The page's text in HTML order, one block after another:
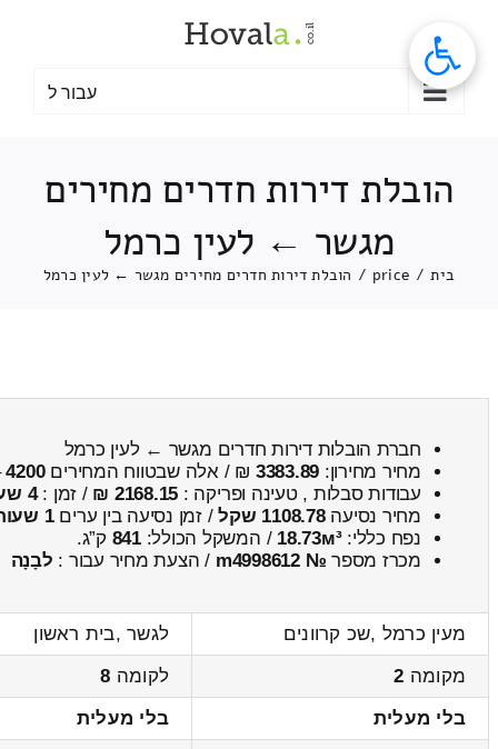
עבור ל
הובלת דירות חדרים מחירים
מגשר ← לעין כרמל
בית /
price
/ הובלת דירות חדרים מחירים מגשר ← לעין כרמל
חברת הובלות דירות חדרים מגשר ← לעין כרמל
מחיר מחירון: 3383.89 ₪ / אלה שבטווח המחירים4200
עבודות סבלות , טעינה ופריקה : 2168.15 ₪ / זמן :4 שעות 32 דקות
מחיר נסיעה1108.78 שקל / זמן נסיעה בין ערים1 שעות , 30 דקות
נפח כללי:18.73м³ / המשקל הכולל:841 ק”ג.
מכרז מספר № m4998612 / הצעת מחיר עבור : לבָנָה
מעין כרמל ,שכ קרוונים
לגשר ,בית ראשון
מקומה 2 לקומה 8
בלי מעלית
בלי מעלית